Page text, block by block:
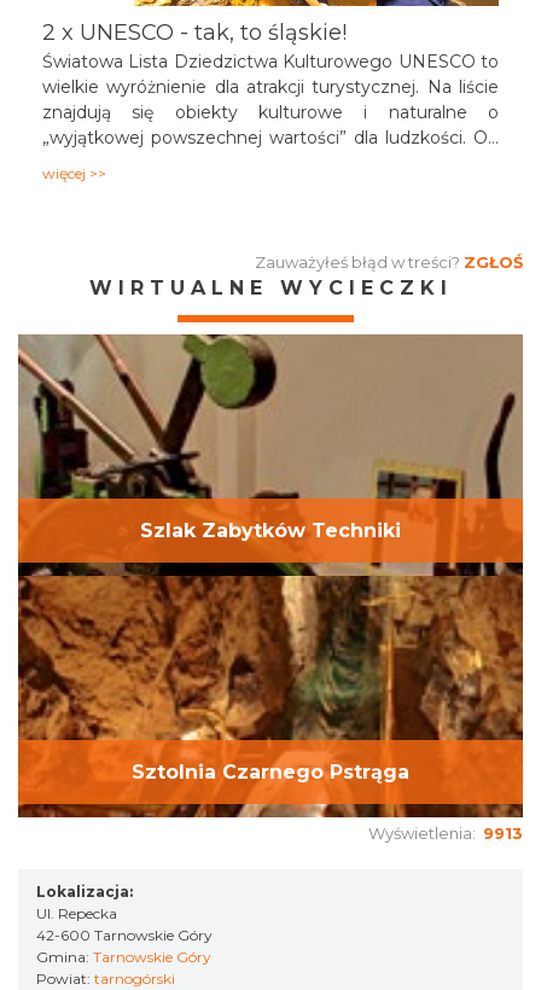
2 x UNESCO - tak, to śląskie!
Światowa Lista Dziedzictwa Kulturowego UNESCO to
wielkie wyróżnienie dla atrakcji turystycznej. Na liście
znajdują się obiekty kulturowe i naturalne o
„wyjątkowej powszechnej wartości” dla ludzkości. Od
mogą Tarnowskie Góry. Drugi magnes na turystów,
Kreatywnego UNESCO w dziedzinie muzyki. Jest
jeszcze krajowa lista niematerialnego dziedzictwa
kulturowego, na której od 2018 roku znajduje się m.in.
Barbórka oraz tradycje wytwarzania koronki
koniakowskiej. Jedno jest pewne: mamy się czym
chwalić!
więcej >>
Zauważyłeś błąd w treści? ZGŁOŚ
WIRTUALNE WYCIECZKI
Szlak Zabytków Techniki
Sztolnia Czarnego Pstrąga
Wyświetlenia: 9913
Lokalizacja:
Ul. Repecka
42-600 Tarnowskie Góry
Gmina: Tarnowskie Góry
Powiat: tarnogórski